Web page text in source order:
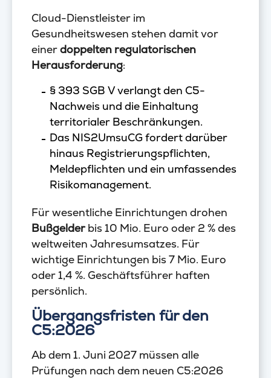
Cloud-Dienstleister im
Gesundheitswesen stehen damit vor
einerdoppelten regulatorischen
Herausforderung:
§ 393 SGB V verlangt den C5-
Nachweis und die Einhaltung
territorialer Beschränkungen.
Das NIS2UmsuCG fordert darüber
hinaus Registrierungspflichten,
Meldepflichten und ein umfassendes
Risikomanagement.
Für wesentliche Einrichtungen drohen
Bußgelderbis 10 Mio. Euro oder 2 % des
weltweiten Jahresumsatzes. Für
wichtige Einrichtungen bis 7 Mio. Euro
oder 1,4 %. Geschäftsführer haften
persönlich.
Übergangsfristen für den
C5:2026
Ab dem 1. Juni 2027 müssen alle
Prüfungen nach dem neuen C5:2026